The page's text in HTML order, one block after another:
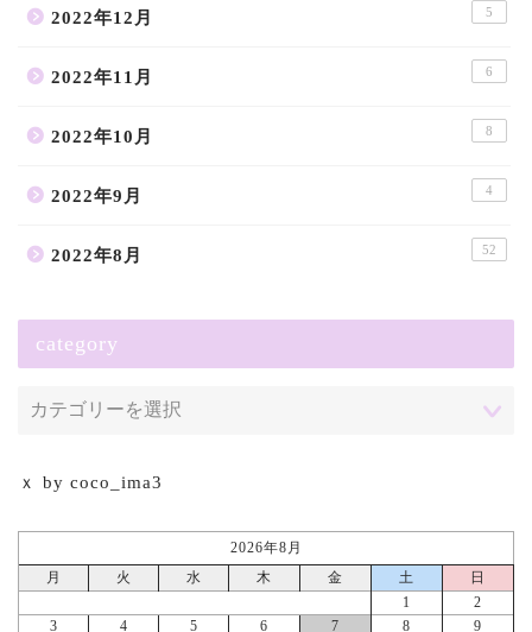
2022年12月 5
2022年11月 6
2022年10月 8
2022年9月 4
2022年8月 52
category
ｘ by coco_ima3
2026年8月
月
火 水 木 金 土
日
1
2
3
4 5 6 7 8 9